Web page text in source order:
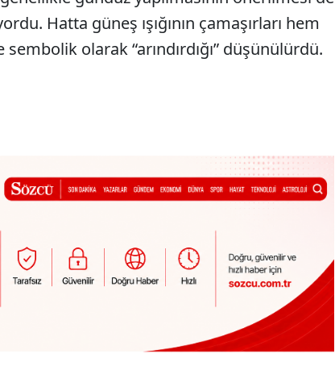
Hatta güneş ışığının çamaşırları hem
olarak “arındırdığı” düşünülürdü.